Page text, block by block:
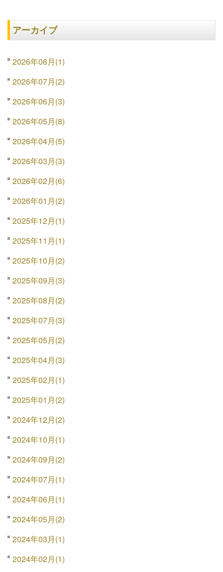
アーカイブ
2026年08月(1)
2026年07月(2)
2026年06月(3)
2026年05月(8)
2026年04月(5)
2026年03月(3)
2026年02月(6)
2026年01月(2)
2025年12月(1)
2025年11月(1)
2025年10月(2)
2025年09月(3)
2025年08月(2)
2025年07月(3)
2025年05月(2)
2025年04月(3)
2025年02月(1)
2025年01月(2)
2024年12月(2)
2024年10月(1)
2024年09月(2)
2024年07月(1)
2024年06月(1)
2024年05月(2)
2024年03月(1)
2024年02月(1)